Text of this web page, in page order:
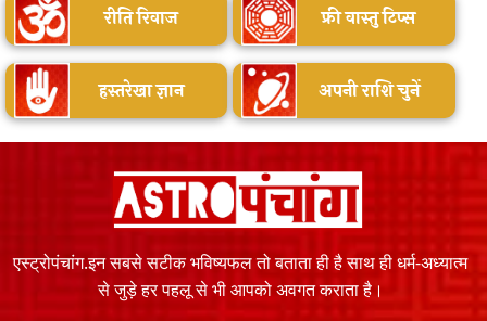
रीति रिवाज फ्री वास्तु टिप्स
हस्तरेखा ज्ञान अपनी राशि चुनें
एस्ट्रोपंचांग.इन सबसे सटीक भविष्यफल तो बताता ही है साथ ही धर्म-अध्यात्म
से जुड़े हर पहलू से भी आपको अवगत कराता है।